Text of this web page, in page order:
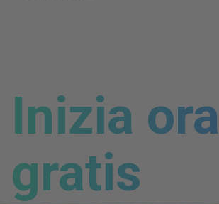
Inizia ora
gratis